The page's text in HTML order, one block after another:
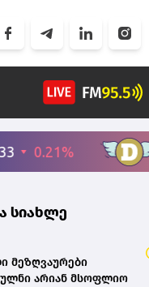
სიახლე
მეზღვაურები
არიან მსოფლიო